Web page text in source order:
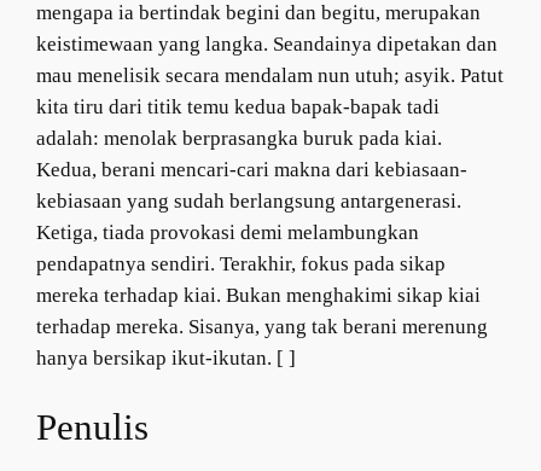
mengapa ia bertindak begini dan begitu, merupakan
keistimewaan yang langka. Seandainya dipetakan dan
mau menelisik secara mendalam nun utuh; asyik. Patut
kita tiru dari titik temu kedua bapak-bapak tadi
adalah: menolak berprasangka buruk pada kiai.
Kedua, berani mencari-cari makna dari kebiasaan-
kebiasaan yang sudah berlangsung antargenerasi.
Ketiga, tiada provokasi demi melambungkan
pendapatnya sendiri. Terakhir, fokus pada sikap
mereka terhadap kiai. Bukan menghakimi sikap kiai
terhadap mereka. Sisanya, yang tak berani merenung
hanya bersikap ikut-ikutan. [ ]
Penulis